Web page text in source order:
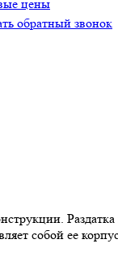
цены
обратный звонок
собой ее